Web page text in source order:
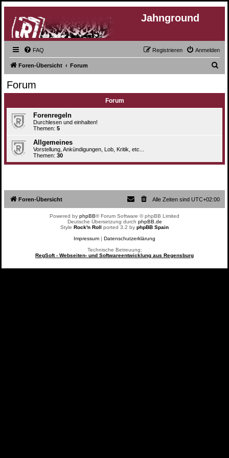
Jahnground
FAQ Anmelden
Registrieren
Foren-Übersicht Forum
Forum
Forum
Forenregeln
Durchlesen und einhalten!
Themen: 5
Allgemeines
Vorstellung, Ankündigungen, Lob, Kritik, etc...
Themen: 30
Foren-Übersicht Alle Zeiten sind UTC+02:00
Powered by phpBB® Forum Software © phpBB Limited
Deutsche Übersetzung durch phpBB.de
Style Rock'n Roll ported 3.2 by phpBB Spain
Impressum | Datenschutzerklärung
Technische Betreuung:
RegSoft - Webseiten- und Softwareentwicklung aus Regensburg